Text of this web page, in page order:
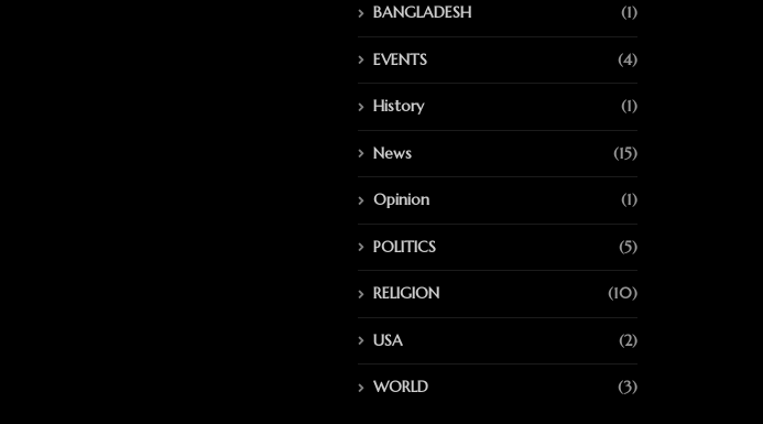
BANGLADESH (1)
EVENTS (4)
History (1)
News (15)
Opinion (1)
POLITICS (5)
RELIGION (10)
USA (2)
WORLD (3)